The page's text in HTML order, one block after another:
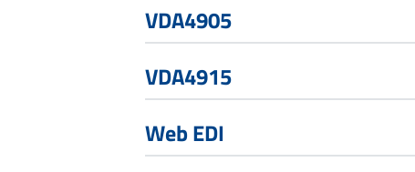
VDA4905
VDA4915
Web EDI